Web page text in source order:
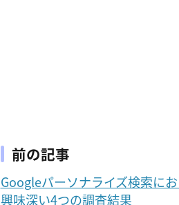
前の記事
Googleパーソナライズ検索に
興味深い4つの調査結果